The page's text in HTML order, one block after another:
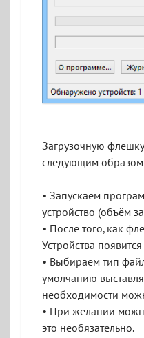
Загрузочную
следующим
• Запускаем
устройство (объём
• После того, как
Устройства
• Выбираем тип
умолчанию
необходимости
• При желании
это необязательно.